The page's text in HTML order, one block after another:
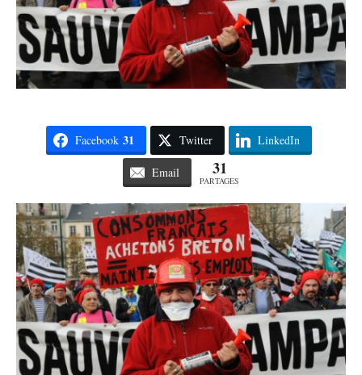
Facebook 31 Twitter LinkedIn
Email 31
PARTAGES